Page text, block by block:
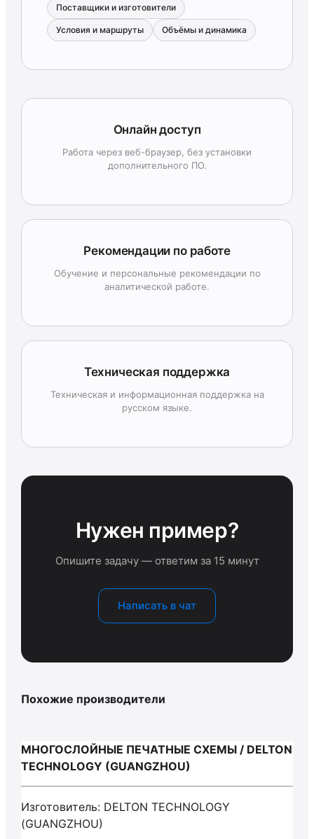
Поставщики и изготовители
Условия и маршруты Объёмы и динамика
Онлайн доступ
Работа через веб-браузер, без установки
дополнительного ПО.
Рекомендации по работе
Обучение и персональные рекомендации по
аналитической работе.
Техническая поддержка
Техническая и информационная поддержка на
русском языке.
Нужен пример?
Опишите задачу — ответим за 15 минут
Написать в чат
Похожие производители
МНОГОСЛОЙНЫЕ ПЕЧАТНЫЕ СХЕМЫ / DELTON
TECHNOLOGY (GUANGZHOU)
Изготовитель: DELTON TECHNOLOGY
(GUANGZHOU)